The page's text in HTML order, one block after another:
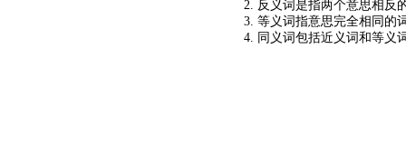
2. 反义词是指两个意思相反
3. 等义词指意思完全相同的词
4. 同义词包括近义词和等义词